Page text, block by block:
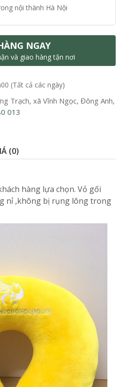
nội thành Hà Nội
NGAY
và giao hàng tận nơi
(Tất cả các ngày)
Trạch, xã Vĩnh Ngọc, Đông Anh,
013
(0)
hàng lựa chọn. Vỏ gối
nỉ ,không bị rụng lông trong